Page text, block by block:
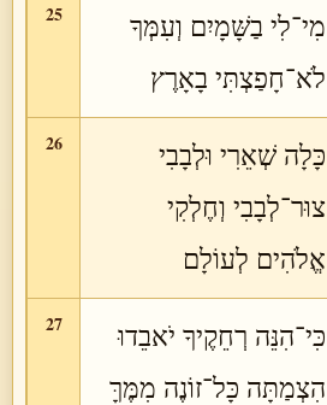
25
מִי־לִי בַשָּׁמָיִם וְעִמְּךָ
לֹא־חָפַצְתִּי בָאָרֶץ
26
כָּלָה שְׁאֵרִי וּלְבָבִי
צוּר־לְבָבִי וְחֶלְקִי
אֱלֹהִים לְעוֹלָם
27
כִּי־הִנֵּה רְחֵקֶיךָ יֹאבֵדוּ
הִצְמַתָּה כָּל־זוֹנֶה מִמֶּךָּ